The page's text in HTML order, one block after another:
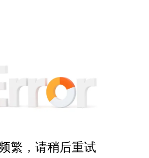
繁，请稍后重试